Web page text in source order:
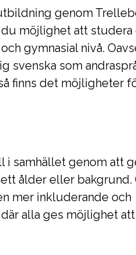
genom
möjlighet att
gymnasial nivå.
svenska som
finns det möjligheter
samhället genom att
ålder eller bakgrund.
mer inkluderande och
alla ges möjlighet